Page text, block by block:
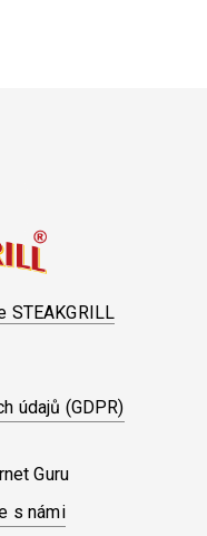
STEAKGRILL
údajů (GDPR)
Guru
s námi